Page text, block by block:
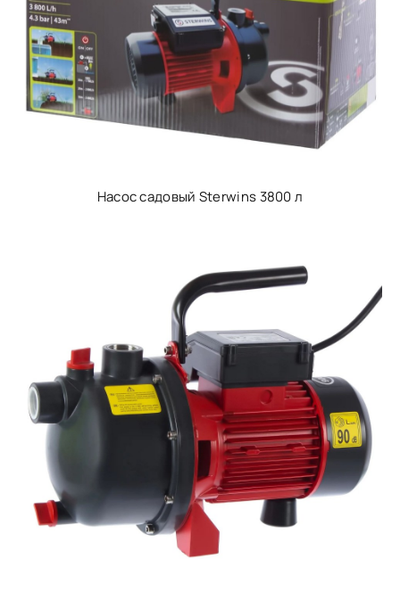
Насос садовый Sterwins 3800 л